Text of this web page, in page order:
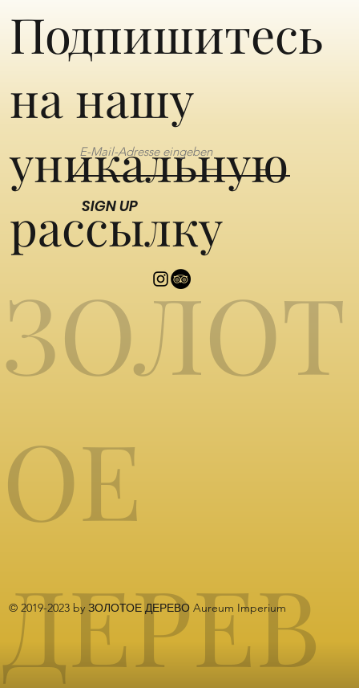
Подпишитесь
на нашу
уникальную
рассылку
ЗОЛОТ
ОЕ
ДЕРЕВ
© 2019-2023 by ЗОЛОТОЕ ДЕРЕВО Aureum Imperium
SIGN UP